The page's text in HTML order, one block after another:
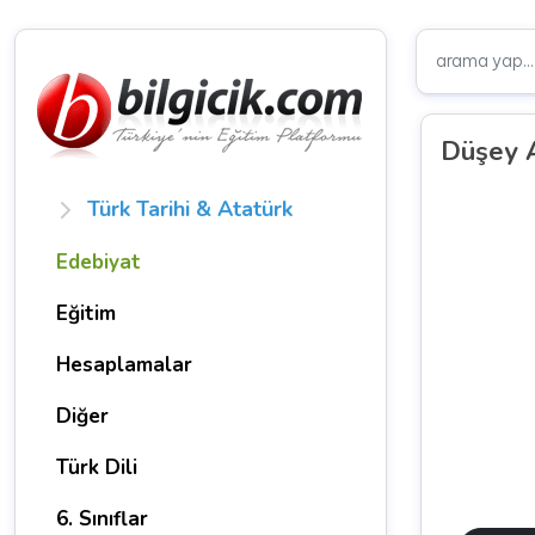
Türk Tarihi & Atatürk
Edebiyat
Eğitim
Hesaplamalar
Diğer
Türk Dili
6. Sınıflar
Düşey